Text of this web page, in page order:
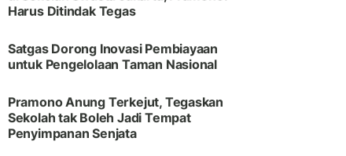
Harus Ditindak Tegas
Satgas Dorong Inovasi Pembiayaan
untuk Pengelolaan Taman Nasional
Pramono Anung Terkejut, Tegaskan
Sekolah tak Boleh Jadi Tempat
Penyimpanan Senjata